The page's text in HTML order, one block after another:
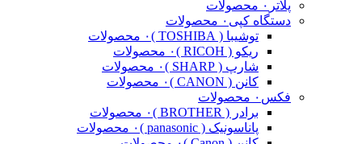
پلاتر ۰ محصولات
دستگاه کپی ۰ محصولات
توشیبا ( TOSHIBA )
۰ محصولات
ریکو ( RICOH )
۰ محصولات
شارپ ( SHARP )
۰ محصولات
کانن ( CANON )
۰ محصولات
فکس ۰ محصولات
برادر ( BROTHER )
۰ محصولات
پاناسونیک ( panasonic )
۰ محصولات